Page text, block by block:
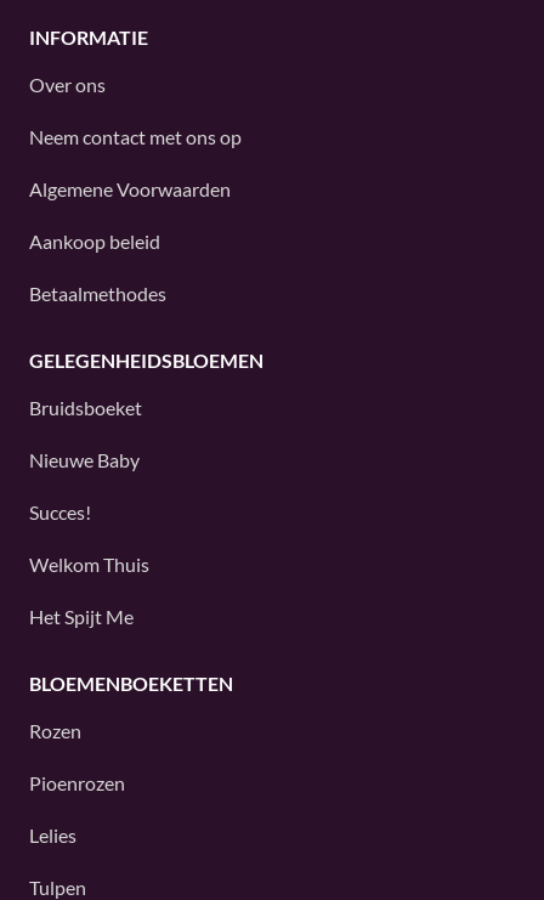
INFORMATIE
Over ons
Neem contact met ons op
Algemene Voorwaarden
Aankoop beleid
Betaalmethodes
GELEGENHEIDSBLOEMEN
Bruidsboeket
Nieuwe Baby
Succes!
Welkom Thuis
Het Spijt Me
BLOEMENBOEKETTEN
Rozen
Pioenrozen
Lelies
Tulpen